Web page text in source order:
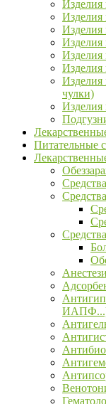
Изделия
Изделия
Изделия
Изделия
Изделия
Изделия
Изделия
чулки)
Изделия
Питательные